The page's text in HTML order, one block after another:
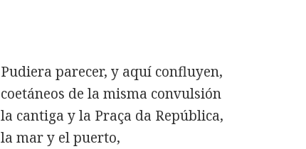
Pudiera parecer, y aquí confluyen,
coetáneos de la misma convulsión
la cantiga y la Praça da República,
la mar y el puerto,